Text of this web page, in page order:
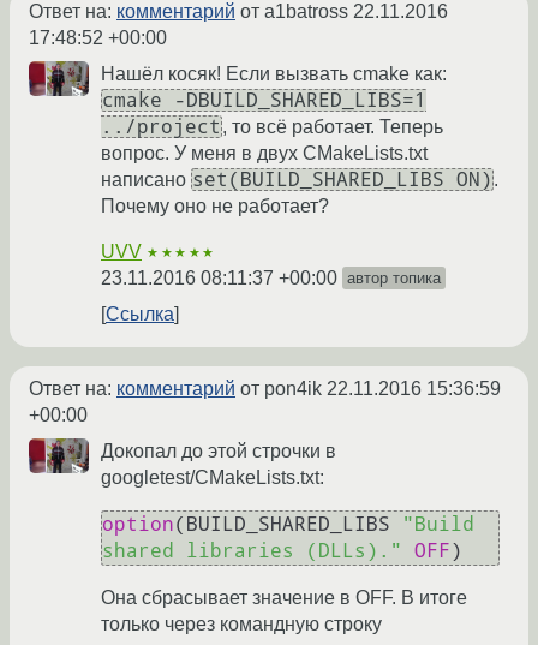
Ответ на: комментарий от a1batross 22.11.2016
17:48:52 +00:00
Нашёл косяк! Если вызвать cmake как:
cmake -DBUILD_SHARED_LIBS=1
../project , то всё работает. Теперь
вопрос. У меня в двух CMakeLists.txt
написано set(BUILD_SHARED_LIBS ON) .
Почему оно не работает?
UVV ★★★★★
23.11.2016 08:11:37 +00:00 автор топика
Ссылка
Ответ на: комментарий от pon4ik 22.11.2016 15:36:59
+00:00
Докопал до этой строчки в
googletest/CMakeLists.txt:
option(BUILD_SHARED_LIBS
"Build
shared libraries (DLLs)."
OFF
Она сбрасывает значение в OFF. В итоге
только через командную строку